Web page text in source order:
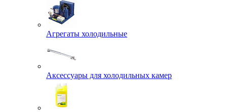
Агрегаты холодильные
Аксессуары для холодильных камер